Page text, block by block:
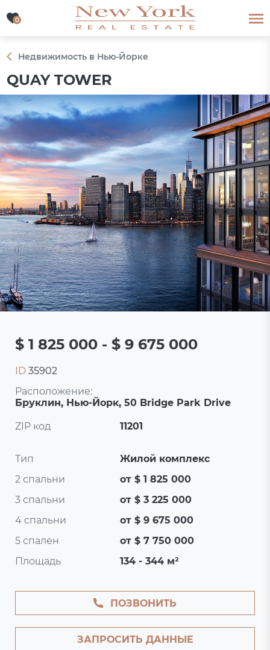
0
0
Недвижимость в Нью-Йорке
QUAY TOWER
$ 1 825 000 - $ 9 675 000
ID 35902
Расположение:
Бруклин, Нью-Йорк, 50 Bridge Park Drive
ZIP код 11201
Тип
Жилой комплекс
2 спальни
от $ 1 825 000
3 спальни
от $ 3 225 000
4 спальни
от $ 9 675 000
5 спален
от $ 7 750 000
Площадь
134 - 344 м²
ПОЗВОНИТЬ
ЗАПРОСИТЬ ДАННЫЕ